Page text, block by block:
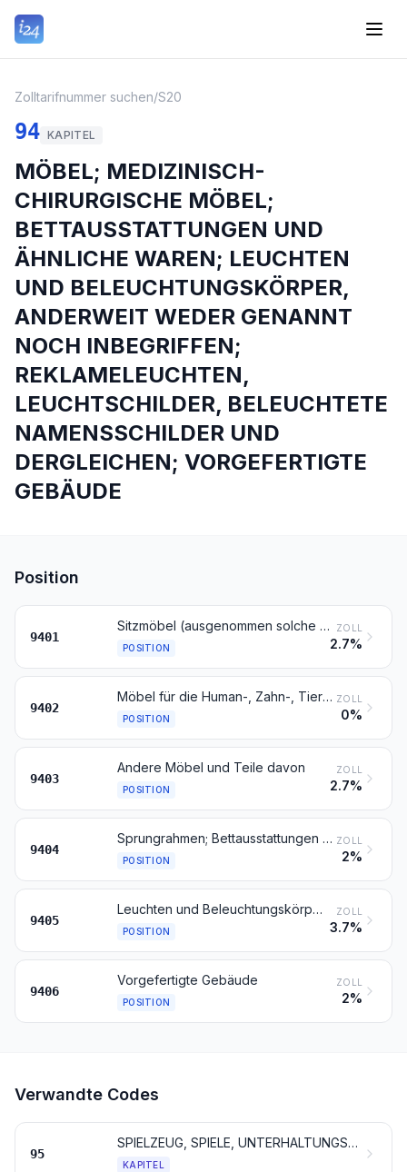
Zolltarifnummer suchen/S20
94 KAPITEL
MÖBEL; MEDIZINISCH-
CHIRURGISCHE MÖBEL;
BETTAUSSTATTUNGEN UND
ÄHNLICHE WAREN; LEUCHTEN
UND BELEUCHTUNGSKÖRPER,
ANDERWEIT WEDER GENANNT
NOCH INBEGRIFFEN;
REKLAMELEUCHTEN,
LEUCHTSCHILDER, BELEUCHTETE
NAMENSSCHILDER UND
DERGLEICHEN; VORGEFERTIGTE
GEBÄUDE
Position
9401
Sitzmöbel (ausgenommen solche der Position 9402), auch wenn sie in Liegen umgewandelt werden können, und Teile davon
POSITION
ZOLL
2.7%
9402
Möbel für die Human-, Zahn-, Tiermedizin oder die Chirurgie (z. B. Operationstische, Untersuchungstische, Betten mit mechanischen Vorrichtungen für Krankenanstalten, Dentalstühle); Friseurstühle und ähnliche Stühle, mit Schwenk-, Kipp- und Hebevorrichtung; Teile davon
POSITION
ZOLL
0%
9403
Andere Möbel und Teile davon
POSITION
ZOLL
2.7%
9404
Sprungrahmen; Bettausstattungen und ähnliche Waren (z. B. Auflegematratzen, Steppdecken, Deckbetten, Polster, Schlummerrollen und Kopfkissen) mit Federung oder gepolstert oder mit Füllung aus Stoffen aller Art oder aus Zellkautschuk oder Zellkunststoff, auch überzogen
POSITION
ZOLL
2%
9405
Leuchten und Beleuchtungskörper (einschließlich Scheinwerfer) und Teile davon, anderweit weder genannt noch inbegriffen; Reklameleuchten, Leuchtschilder, beleuchtete Namensschilder und dergleichen, mit fest angebrachter Lichtquelle, und Teile davon, anderweit weder genannt noch inbegriffen
POSITION
ZOLL
3.7%
9406
Vorgefertigte Gebäude
POSITION
ZOLL
2%
Verwandte Codes
95
SPIELZEUG, SPIELE, UNTERHALTUNGSARTIKEL UND SPORTGERÄTE; TEILE DAVON UND ZUBEHÖR
KAPITEL